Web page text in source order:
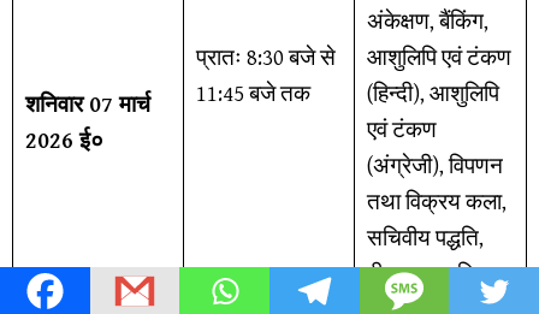
शनिवार 07 मार्च
2026 ई०
प्रातः 8:30 बजे से
11:45 बजे तक
अंकेक्षण, बैंकिंग,
आशुलिपि एवं टंकण
(हिन्दी), आशुलिपि
एवं टंकण
(अंग्रेजी), विपणन
तथा विक्रय कला,
सचिवीय पद्धति,
बीमा, सहकारिता,